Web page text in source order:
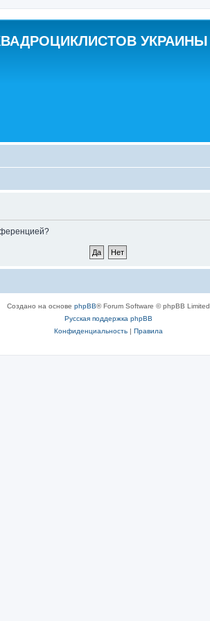
УКРАИНЫ
Создано на основе phpBB® Forum Software © phpBB Limited
Русская поддержка phpBB
Конфиденциальность| Правила